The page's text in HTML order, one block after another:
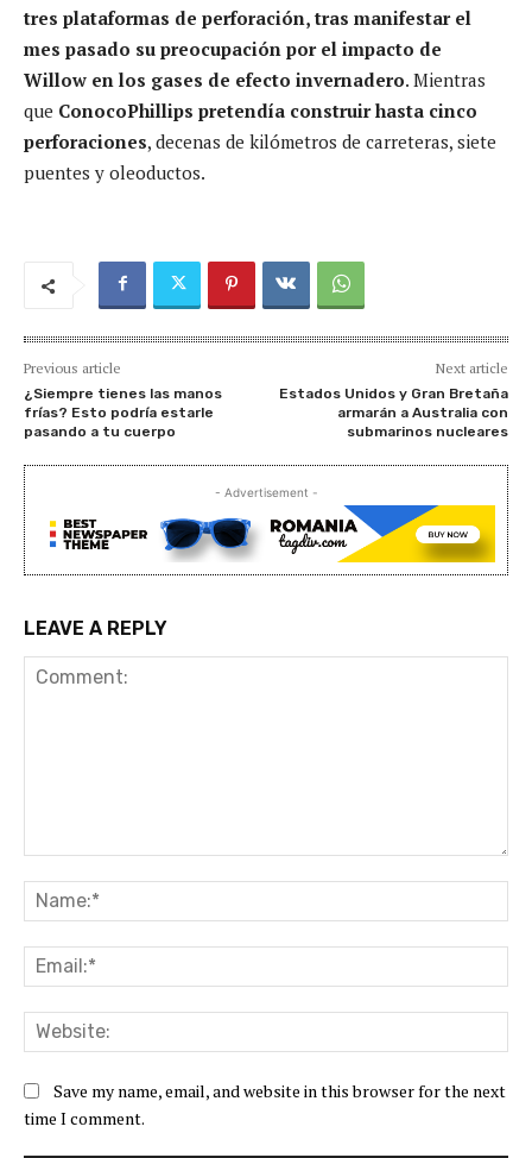
tres plataformas de perforación, tras manifestar el
mes pasado su preocupación por el impacto de
Willow en los gases de efecto invernadero. Mientras
que ConocoPhillips pretendía construir hasta cinco
perforaciones, decenas de kilómetros de carreteras, siete
puentes y oleoductos.
Previous article
¿Siempre tienes las manos
frías? Esto podría estarle
pasando a tu cuerpo
Next article
Estados Unidos y Gran Bretaña
armarán a Australia con
submarinos nucleares
- Advertisement -
LEAVE A REPLY
Save my name, email, and website in this browser for the next
time I comment.